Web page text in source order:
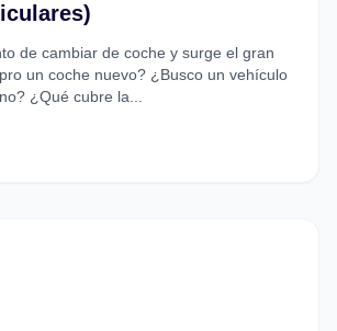
de cambiar de coche y surge el gran
un coche nuevo? ¿Busco un vehículo
¿Qué cubre la...